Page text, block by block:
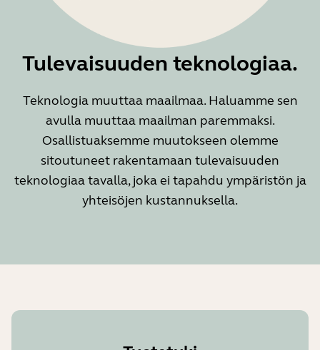
Tulevaisuuden teknologiaa.
Teknologia muuttaa maailmaa. Haluamme sen
avulla muuttaa maailman paremmaksi.
Osallistuaksemme muutokseen olemme
sitoutuneet rakentamaan tulevaisuuden
teknologiaa tavalla, joka ei tapahdu ympäristön ja
yhteisöjen kustannuksella.